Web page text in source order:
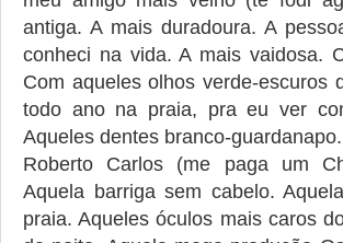
antiga. A mais duradoura. A
conheci na vida. A mais vaidosa.
Com aqueles olhos verde-escuros
todo ano na praia, pra eu ver
Aqueles dentes branco-
Roberto Carlos (me paga um
Aquela barriga sem cabelo.
praia. Aqueles óculos mais caros